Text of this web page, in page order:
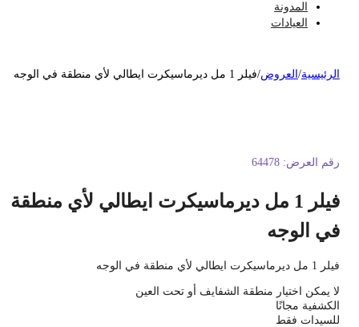
المدونة
العيادات
/العروض فيلر 1 مل ديرماسيكرت ايطالي لأي منطقة في الوجه
العرض: 64478
فيلر 1 مل ديرماسيكرت ايطالي لأي منطقة
الوجه
يمكن اختيار منطقة الشفايف أو تحت العين
مجانًا
فقط